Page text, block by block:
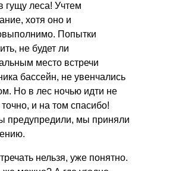
гущу леса! Учтем
хотя оно и
Попытки
не будет ли
место встречи
бассейн, не увенчались
Но в лес ночью идти не
и на том спасибо!
предупредили, мы приняли
нельзя, уже понятно.